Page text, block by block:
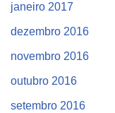
janeiro 2017
dezembro 2016
novembro 2016
outubro 2016
setembro 2016